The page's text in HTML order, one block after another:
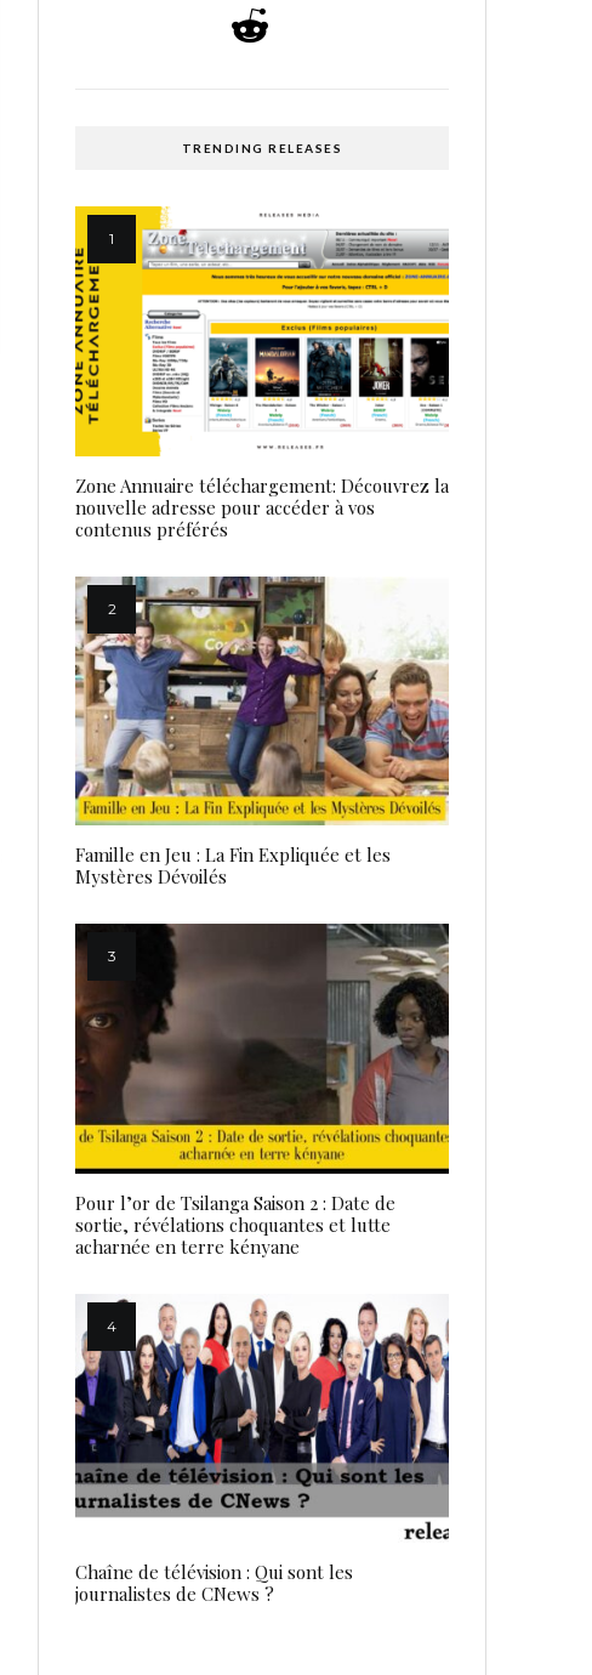
TRENDING RELEASES
Zone Annuaire téléchargement: Découvrez la
nouvelle adresse pour accéder à vos
contenus préférés
Famille en Jeu : La Fin Expliquée et les
Mystères Dévoilés
Pour l’or de Tsilanga Saison 2 : Date de
sortie, révélations choquantes et lutte
acharnée en terre kényane
Chaîne de télévision : Qui sont les
journalistes de CNews ?